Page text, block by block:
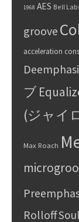
1968 AES Bell
groove
acceleration
ブ
(ジャイ
Max Roach
RolloffSoul